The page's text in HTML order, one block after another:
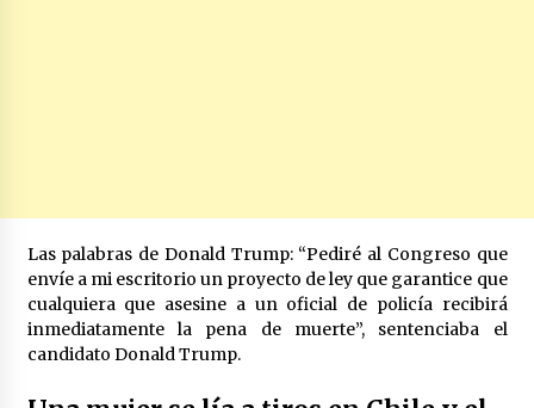
Las palabras de Donald Trump: “Pediré al Congreso que
envíe a mi escritorio un proyecto de ley que garantice que
cualquiera que asesine a un oficial de policía recibirá
inmediatamente la pena de muerte”, sentenciaba el
candidato Donald Trump.